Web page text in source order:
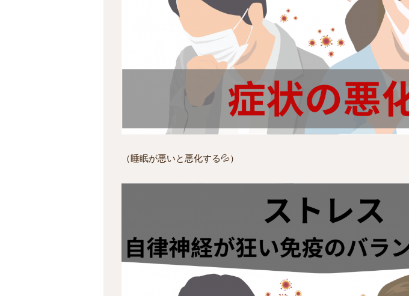
（睡眠が悪いと悪化する💦）